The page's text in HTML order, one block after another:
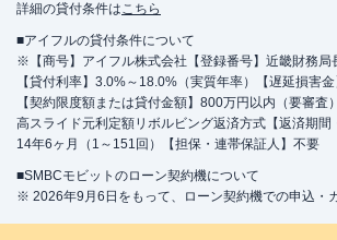
詳細の貸付条件はこちら
■アイフルの貸付条件について
※【商号】アイフル株式会社【登録番号】近畿財務局
【貸付利率】3.0%～18.0%（実質年率）【遅延損害金
【契約限度額または貸付金額】800万円以内（要審査
高スライド元利定額リボルビング返済方式【返済期間
14年6ヶ月（1～151回）【担保・連帯保証人】不要
■SMBCモビットのローン契約機について
※ 2026年9月6日をもって、ローン契約機での申込・